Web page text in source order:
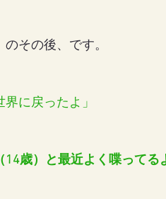
てるだけ イベント
娠・出産・不妊
家作り 月の楽園
のその後、です。
に戻ったよ」
14歳）と最近よく喋って